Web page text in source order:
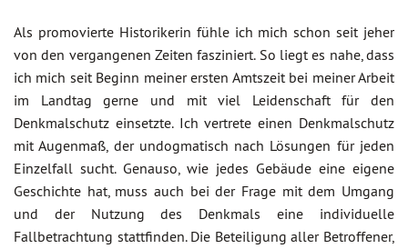
Als promovierte Historikerin fühle ich mich schon seit jeher
von den vergangenen Zeiten fasziniert. So liegt es nahe, dass
ich mich seit Beginn meiner ersten Amtszeit bei meiner Arbeit
im Landtag gerne und mit viel Leidenschaft für den
Denkmalschutz einsetzte. Ich vertrete einen Denkmalschutz
mit Augenmaß, der undogmatisch nach Lösungen für jeden
Einzelfall sucht. Genauso, wie jedes Gebäude eine eigene
Geschichte hat, muss auch bei der Frage mit dem Umgang
und der Nutzung des Denkmals eine individuelle
Fallbetrachtung stattfinden. Die Beteiligung aller Betroffener,